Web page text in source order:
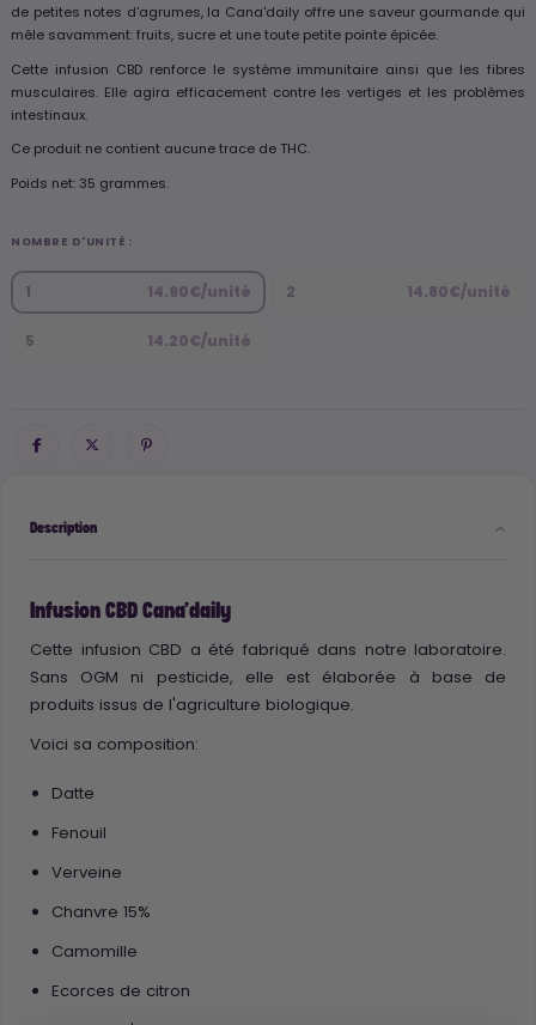
de petites notes d'agrumes, la Cana'daily offre une saveur gourmande qui
mêle savamment: fruits, sucre et une toute petite pointe épicée.
Cette infusion CBD renforce le système immunitaire ainsi que les fibres
musculaires. Elle agira efficacement contre les vertiges et les problèmes
intestinaux.
Ce produit ne contient aucune trace de THC.
Poids net: 35 grammes.
NOMBRE D'UNITÉ :
1 14.90€/unité 2 14.80€/unité
5 14.20€/unité
Description
Infusion CBD Cana'daily
Cette infusion CBD a été fabriqué dans notre laboratoire.
Sans OGM ni pesticide, elle est élaborée à base de
produits issus de l'agriculture biologique.
Voici sa composition:
Datte
Fenouil
Verveine
Chanvre 15%
Camomille
Ecorces de citron